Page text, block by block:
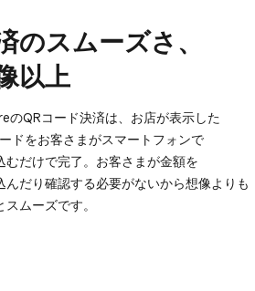
の​スムーズさ、​
以上
の​QRコード決済は、​お店が​表示した​
ドを​お客さまが​スマートフォンで​
むだけで​完了。​お客さまが​金額を​
んだり​確認する​必要が​ないから​想像よりも​
スムーズです。